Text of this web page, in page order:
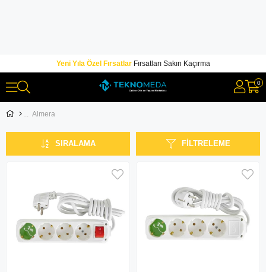
Yeni Yıla Özel FırsatlarFırsatları Sakın Kaçırma
0
Almera
FILTRELEME
SIRALAMA